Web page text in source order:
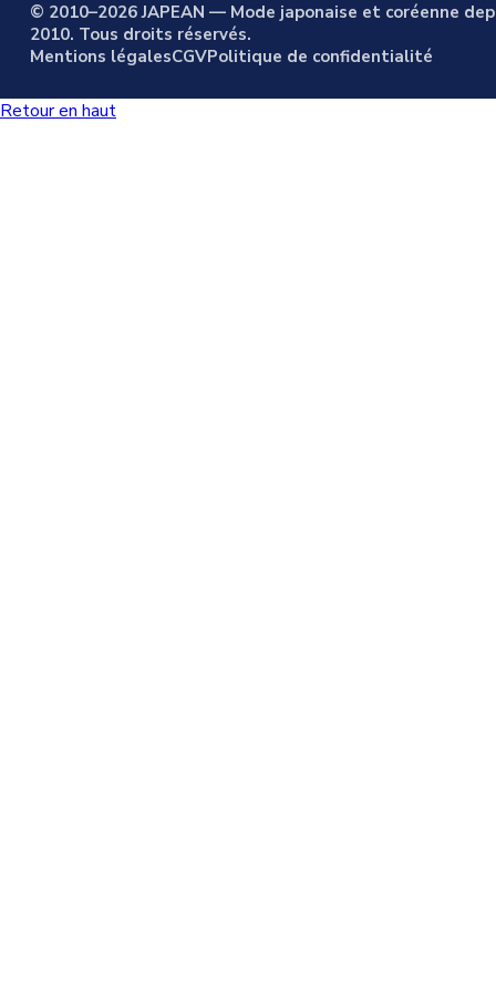
© 2010–2026 JAPEAN — Mode japonaise et coréenne
2010. Tous droits réservés.
Mentions légalesCGVPolitique de confidentialité
Retour en haut